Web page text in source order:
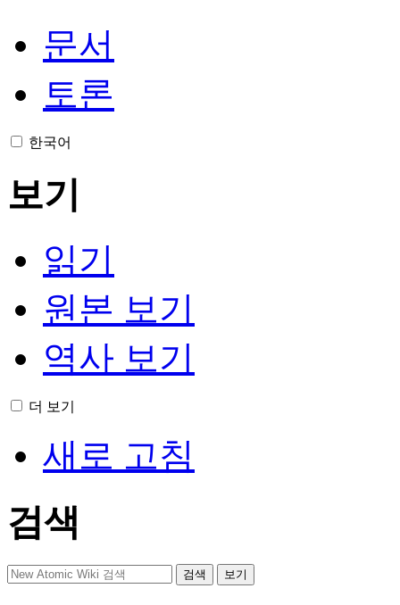
문서
토론
한국어
보기
읽기
원본 보기
역사 보기
더 보기
새로 고침
검색